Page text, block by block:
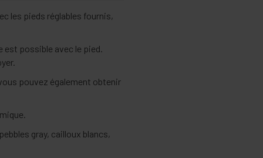
les pieds réglables fournis,
possible avec le pied.
pouvez également obtenir
gray, cailloux blancs,